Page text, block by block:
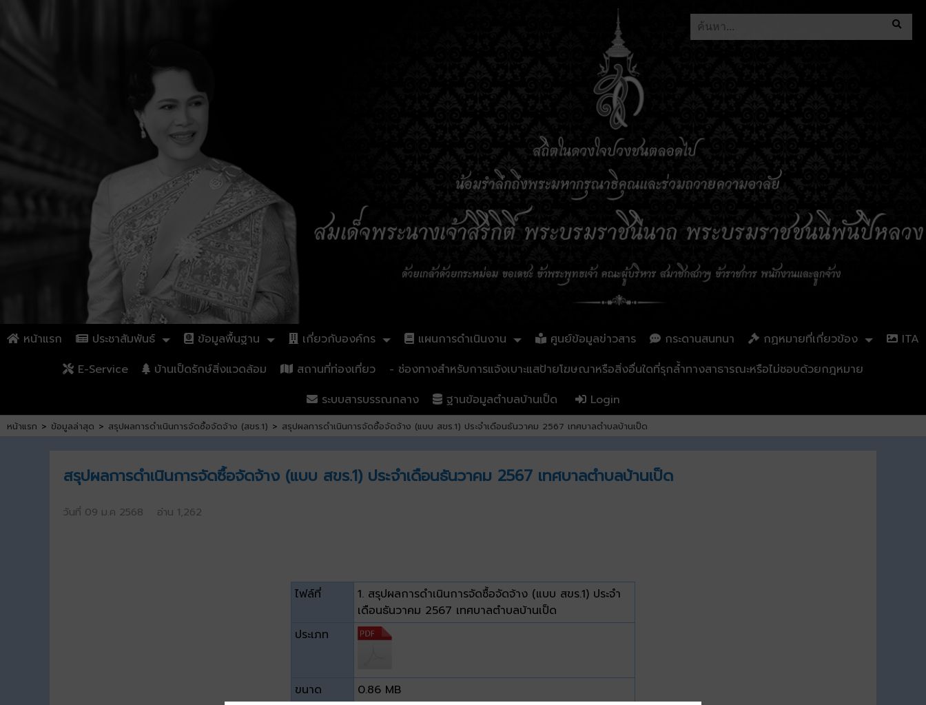
หน้าแรก ประชาสัมพันธ์ ข้อมูลพื้นฐาน เกี่ยวกับองค์กร แผนการดำเนินงาน ศูนย์ข้อมูลข่าวสาร กระดานสนทนา กฏหมายที่เกี่ยวข้อง
ITA
E-Service
บ้านเป็ดรักษ์สิ่งแวดล้อม สถานที่ท่องเที่ยว
- ช่องทางสำหรับการแจ้งเบาะแสป้ายโฆษณาหรือสิ่งอื่นใดที่รุกล้ำทางสาธารณะหรือไม่ชอบด้วยกฎหมาย
ระบบสารบรรณกลาง
ฐานข้อมูลตำบลบ้านเป็ด Login
หน้าแรก > ข้อมูลล่าสุด > สรุปผลการดำเนินการจัดซื้อจัดจ้าง (สขร.1) > สรุปผลการดำเนินการจัดซื้อจัดจ้าง (แบบ สขร.1) ประจำเดือนธันวาคม 2567 เทศบาลตำบลบ้านเป็ด
สรุปผลการดำเนินการจัดซื้อจัดจ้าง (แบบ สขร.1) ประจำเดือนธันวาคม 2567 เทศบาลตำบลบ้านเป็ด
วันที่ 09 ม.ค 2568 อ่าน 1,262
ไฟล์ที่
1. สรุปผลการดำเนินการจัดซื้อจัดจ้าง (แบบ สขร.1) ประจำ
เดือนธันวาคม 2567 เทศบาลตำบลบ้านเป็ด
ประเภท
ขนาด
0.86 MB